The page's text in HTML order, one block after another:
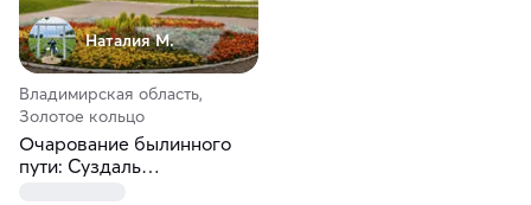
Наталия М.
Владимирская область,
Золотое кольцо
Очарование былинного
пути: Суздаль